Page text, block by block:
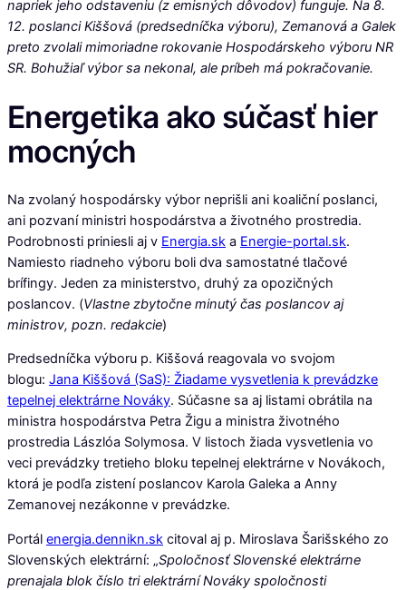
napriek jeho odstaveniu (z emisných dôvodov) funguje. Na 8.
12. poslanci Kiššová (predsedníčka výboru), Zemanová a Galek
preto zvolali mimoriadne rokovanie Hospodárskeho výboru NR
SR. Bohužiaľ výbor sa nekonal, ale príbeh má pokračovanie.
Energetika ako súčasť hier
mocných
Na zvolaný hospodársky výbor neprišli ani koaliční poslanci,
ani pozvaní ministri hospodárstva a životného prostredia.
Podrobnosti priniesli aj v Energia.sk a Energie-portal.sk.
Namiesto riadneho výboru boli dva samostatné tlačové
brífingy. Jeden za ministerstvo, druhý za opozičných
poslancov. (Vlastne zbytočne minutý čas poslancov aj
ministrov, pozn. redakcie)
Predsedníčka výboru p. Kiššová reagovala vo svojom
blogu: Jana Kiššová (SaS): Žiadame vysvetlenia k prevádzke
tepelnej elektrárne Nováky. Súčasne sa aj listami obrátila na
ministra hospodárstva Petra Žigu a ministra životného
prostredia Lászlóa Solymosa. V listoch žiada vysvetlenia vo
veci prevádzky tretieho bloku tepelnej elektrárne v Novákoch,
ktorá je podľa zistení poslancov Karola Galeka a Anny
Zemanovej nezákonne v prevádzke.
Portál energia.dennikn.sk citoval aj p. Miroslava Šarišského zo
Slovenských elektrární: „Spoločnosť Slovenské elektrárne
prenajala blok číslo tri elektrární Nováky spoločnosti